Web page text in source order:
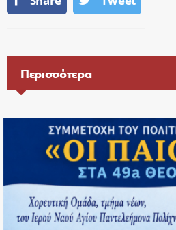
Περισσότερα